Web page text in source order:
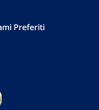
Preferiti